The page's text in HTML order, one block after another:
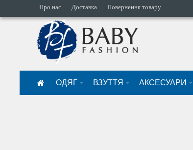
Про нас Доставка Повернення товару
ОДЯГ ВЗУТТЯ АКСЕСУАРИ